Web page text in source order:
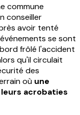
commune
conseiller
avoir tenté
se sont
frôlé l'accident
qu'il circulait
des
où une
acrobaties